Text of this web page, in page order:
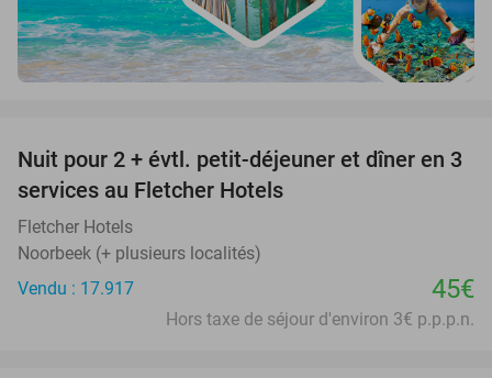
Nuit pour 2 + évtl. petit-déjeuner et dîner en 3
services au Fletcher Hotels
Fletcher Hotels
Noorbeek (+ plusieurs localités)
Vendu : 17.917
45€
Hors taxe de séjour d'environ 3€ p.p.p.n.